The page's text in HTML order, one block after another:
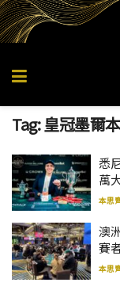
Tag:皇冠墨爾本
悉
萬
本思
澳
賽
本思